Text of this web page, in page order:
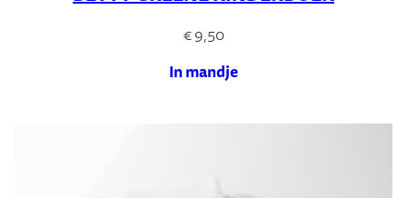
€9,50
In mandje